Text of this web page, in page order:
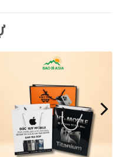
hộp giày và sản
thước phù hợp để
sneaker, giày da,